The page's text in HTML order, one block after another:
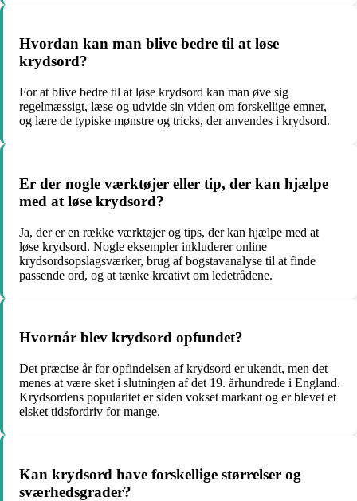
Hvordan kan man blive bedre til at løse
krydsord?
For at blive bedre til at løse krydsord kan man øve sig
regelmæssigt, læse og udvide sin viden om forskellige emner,
og lære de typiske mønstre og tricks, der anvendes i krydsord.
Er der nogle værktøjer eller tip, der kan hjælpe
med at løse krydsord?
Ja, der er en række værktøjer og tips, der kan hjælpe med at
løse krydsord. Nogle eksempler inkluderer online
krydsordsopslagsværker, brug af bogstavanalyse til at finde
passende ord, og at tænke kreativt om ledetrådene.
Hvornår blev krydsord opfundet?
Det præcise år for opfindelsen af krydsord er ukendt, men det
menes at være sket i slutningen af ​​det 19. århundrede i England.
Krydsordens popularitet er siden vokset markant og er blevet et
elsket tidsfordriv for mange.
Kan krydsord have forskellige størrelser og
sværhedsgrader?